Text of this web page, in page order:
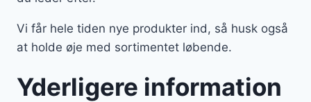
Vi får hele tiden nye produkter ind, så husk også
at holde øje med sortimentet løbende.
Yderligere information